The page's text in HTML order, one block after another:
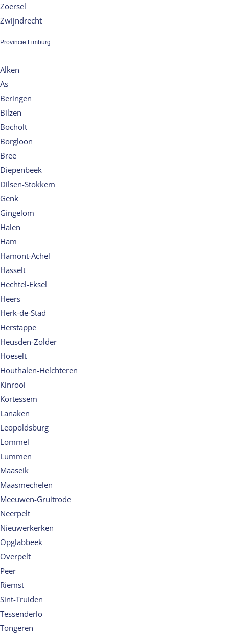
Zoersel
Zwijndrecht
Provincie Limburg
Alken
As
Beringen
Bilzen
Bocholt
Borgloon
Bree
Diepenbeek
Dilsen-Stokkem
Genk
Gingelom
Halen
Ham
Hamont-Achel
Hasselt
Hechtel-Eksel
Heers
Herk-de-Stad
Herstappe
Heusden-Zolder
Hoeselt
Houthalen-Helchteren
Kinrooi
Kortessem
Lanaken
Leopoldsburg
Lommel
Lummen
Maaseik
Maasmechelen
Meeuwen-Gruitrode
Neerpelt
Nieuwerkerken
Opglabbeek
Overpelt
Peer
Riemst
Sint-Truiden
Tessenderlo
Tongeren